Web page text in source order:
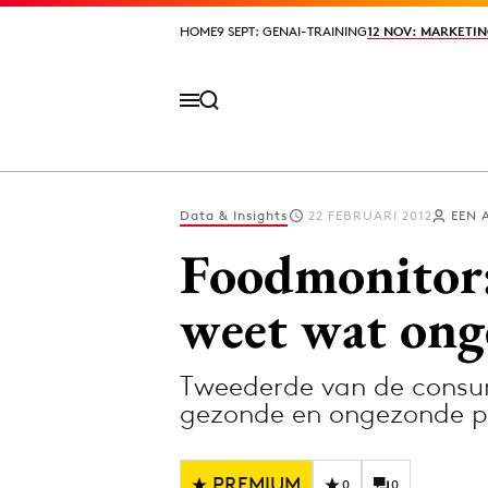
HOME9 SEPT: GENAI-TRAINING12 NOV:
HOME9 SEPT: GENAI-TRAINING12 NOV:
Design
Digital
Diversiteit
Data & Insights 22 FEBRUARI 2012 EEN
weet wat
Tweederde van de
gezonde en
0 0